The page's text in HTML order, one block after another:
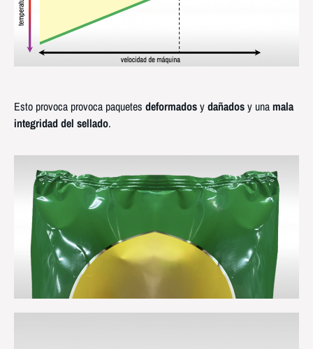
Esto provoca provoca paquetes deformadosydañadosy unamala
integridad del sellado.